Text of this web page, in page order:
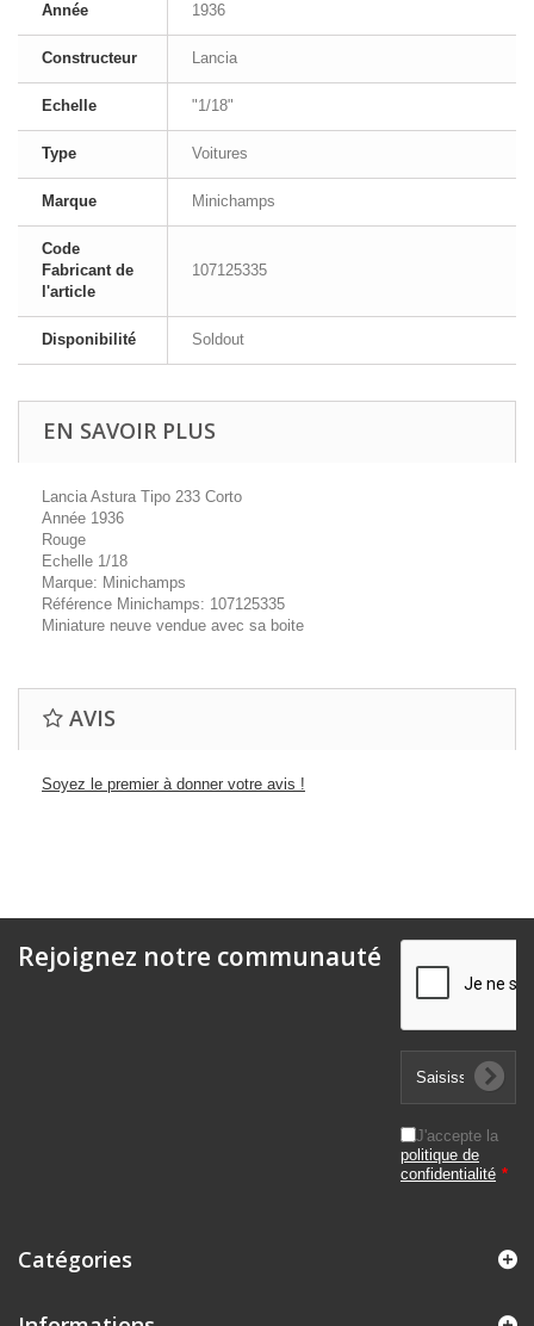
Année 1936
Constructeur Lancia
Echelle "1/18"
Type Voitures
Marque Minichamps
Code
Fabricant de
l'article
107125335
Disponibilité Soldout
EN SAVOIR PLUS
Lancia Astura Tipo 233 Corto
Année 1936
Rouge
Echelle 1/18
Marque: Minichamps
Référence Minichamps: 107125335
Miniature neuve vendue avec sa boite
AVIS
Soyez le premier à donner votre avis !
Rejoignez notre communauté
J'accepte la
politique de
confidentialité *
Catégories